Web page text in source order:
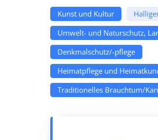
Kunst und Kultur
Umwelt- und Naturschutz,
Denkmalschutz/-pflege
Heimatpflege und
Traditionelles Brauchtum/